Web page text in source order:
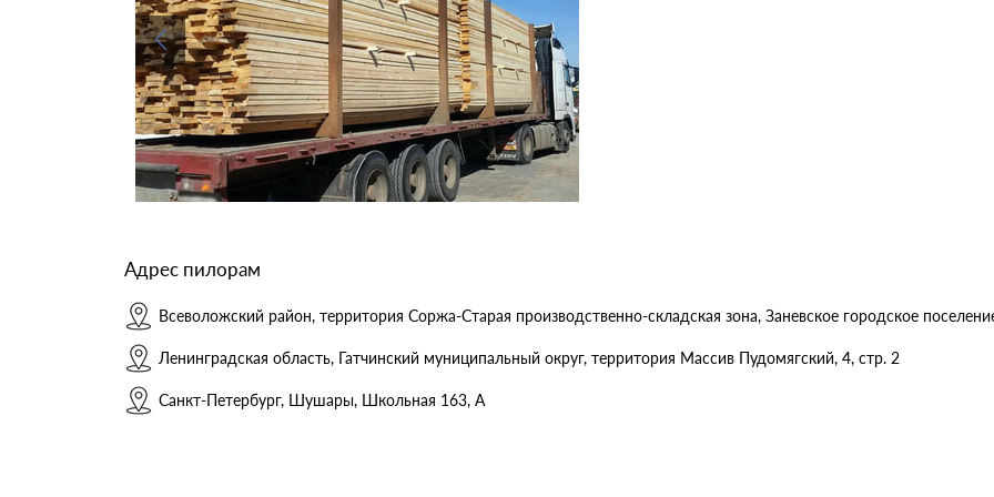
Адрес пилорам
Всеволожский район, территория Соржа-Старая производственно-складская зона, Заневское городское
Ленинградская область, Гатчинский муниципальный округ, территория Массив Пудомягский, 4, стр. 2
Санкт-Петербург, Шушары, Школьная 163, А